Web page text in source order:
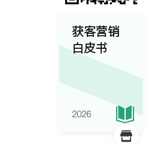
获客营销
白皮书
2026